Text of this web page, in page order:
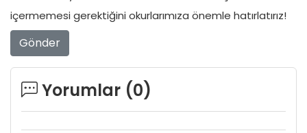
içermemesi gerektiğini okurlarımıza önemle hatırlatırız!
Gönder
Yorumlar (0)